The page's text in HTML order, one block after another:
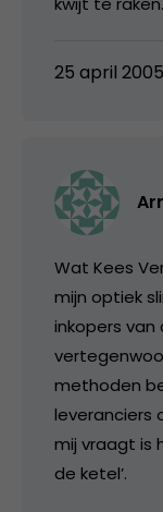
25 april
Wat Kees
mijn optiek
inkopers van
methoden
leveranciers
mij vraagt is
de ketel’.